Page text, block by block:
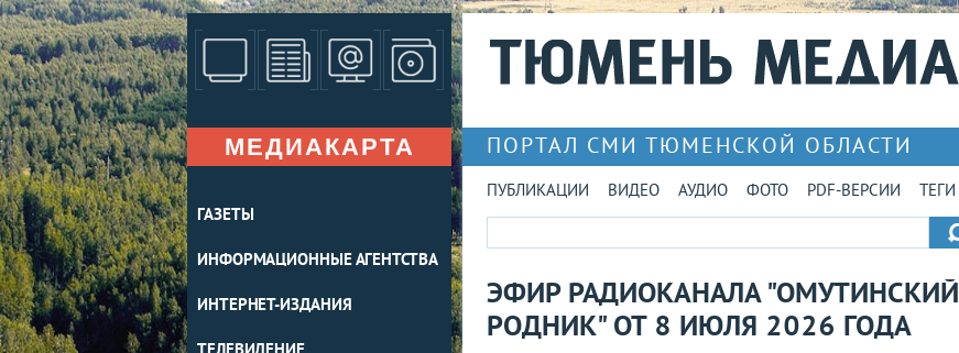
МЕДИАКАРТА
ГАЗЕТЫ
ИНФОРМАЦИОННЫЕ АГЕНТСТВА
ИНТЕРНЕТ-ИЗДАНИЯ
ПОРТАЛ СМИ ТЮМЕНСКОЙ ОБЛАСТИ
ПУБЛИКАЦИИ ВИДЕО АУДИО ФОТО PDF-ВЕРСИИ ТЕГИ
ЭФИР РАДИОКАНАЛА "ОМУТИНСКИЙ
РОДНИК" ОТ 8 ИЮЛЯ 2026 ГОДА